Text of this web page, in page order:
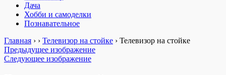
Дача
Хобби и самоделки
Познавательное
Главная › › Телевизор на стойке › Телевизор на стойке
Предыдущее изображение
Следующее изображение